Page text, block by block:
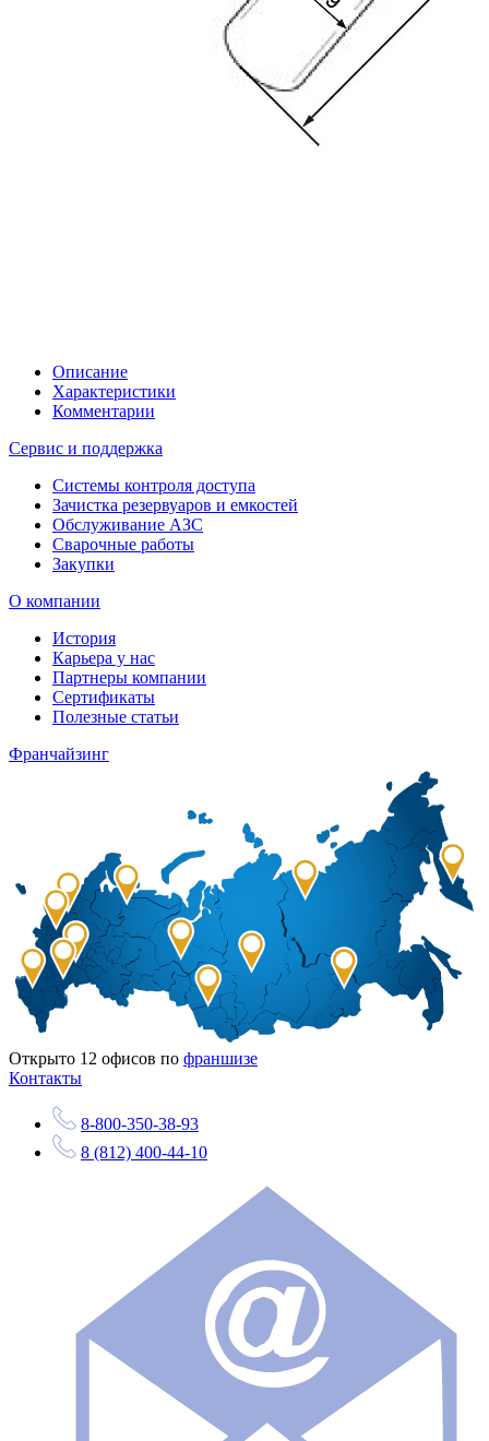
Описание
Характеристики
Комментарии
Сервис и поддержка
Системы контроля доступа
Зачистка резервуаров и емкостей
Обслуживание АЗС
Сварочные работы
Закупки
О компании
История
Карьера у нас
Партнеры компании
Сертификаты
Полезные статьи
Франчайзинг
Открыто 12 офисов по франшизе
Контакты
8-800-350-38-93
8 (812) 400-44-10